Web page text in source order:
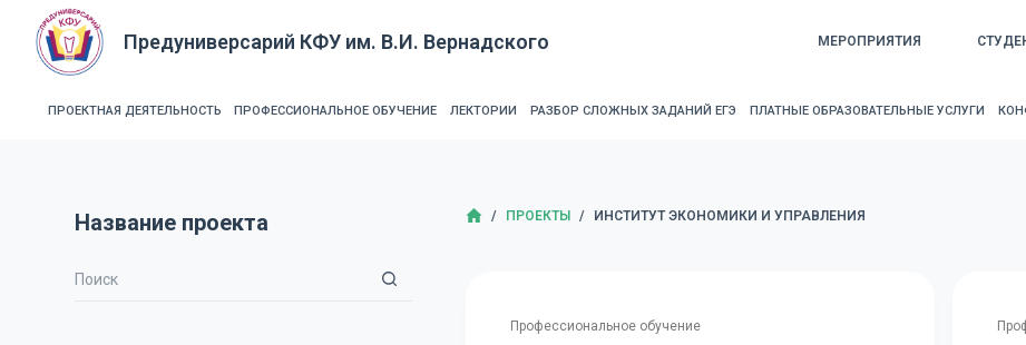
Предуниверсарий КФУ им. В.И. Вернадского МЕРОПРИЯТИЯ
ПРОЕКТНАЯ ДЕЯТЕЛЬНОСТЬ ПРОФЕССИОНАЛЬНОЕ ОБУЧЕНИЕ ЛЕКТОРИИ РАЗБОР СЛОЖНЫХ ЗАДАНИЙ ЕГЭ ПЛАТНЫЕ ОБРАЗОВАТЕЛЬНЫЕ УСЛУГИ
ГЛАВНАЯ
/ ПРОЕКТЫ / ИНСТИТУТ ЭКОНОМИКИ И УПРАВЛЕНИЯ
Профессиональное обучение
Название проекта